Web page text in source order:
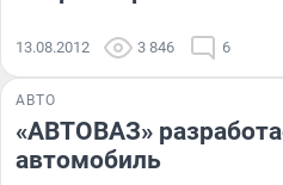
13.08.2012 3 846 6
АВТО
«АВТОВАЗ»
автомобиль